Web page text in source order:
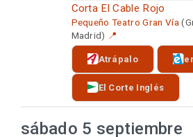
Corta El Cable Rojo
Pequeño Teatro Gran Vía
Madrid) 📍
Atrápalo
El Corte Inglés
sábado 5 septiembre